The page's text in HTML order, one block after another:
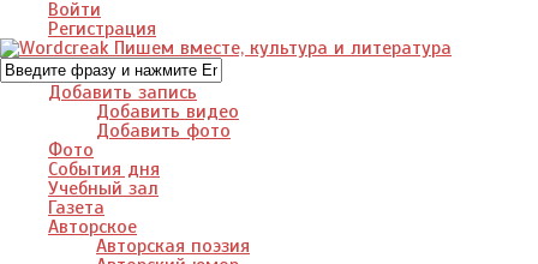
Войти
Регистрация
Добавить запись
Добавить видео
Добавить фото
Фото
События дня
Учебный зал
Газета
Авторское
Авторская поэзия